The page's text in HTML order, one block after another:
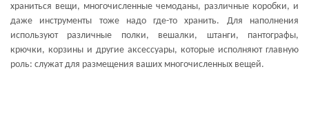
храниться вещи, многочисленные чемоданы, различные коробки, и
даже инструменты тоже надо где-то хранить. Для наполнения
используют различные полки, вешалки, штанги, пантографы,
крючки, корзины и другие аксессуары, которые исполняют главную
роль: служат для размещения ваших многочисленных вещей.